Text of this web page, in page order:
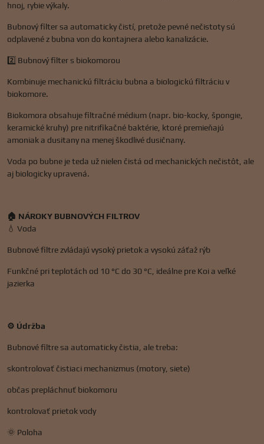
hnoj, rybie výkaly.
Bubnový filter sa automaticky čistí, pretože pevné nečistoty sú
odplavené z bubna von do kontajnera alebo kanalizácie.
2️⃣ Bubnový filter s biokomorou
Kombinuje mechanickú filtráciu bubna a biologickú filtráciu v
biokomore.
Biokomora obsahuje filtračné médium (napr. bio-kocky, špongie,
keramické kruhy) pre nitrifikačné baktérie, ktoré premieňajú
amoniak a dusitany na menej škodlivé dusičnany.
Voda po bubne je teda už nielen čistá od mechanických nečistôt, ale
aj biologicky upravená.
🏠 NÁROKY BUBNOVÝCH FILTROV
💧 Voda
Bubnové filtre zvládajú vysoký prietok a vysokú záťaž rýb
Funkčné pri teplotách od 10 °C do 30 °C, ideálne pre Koi a veľké
jazierka
⚙️ Údržba
Bubnové filtre sa automaticky čistia, ale treba:
skontrolovať čistiaci mechanizmus (motory, siete)
občas prepláchnuť biokomoru
kontrolovať prietok vody
🌞 Poloha